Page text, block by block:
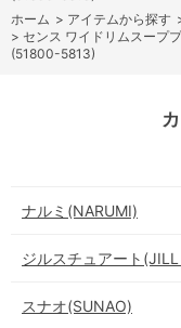
ホーム > アイテムから探す
> センス ワイドリムスープ
(51800-5813)
ナルミ(NARUMI)
ジルスチュアート
スナオ(SUNAO)